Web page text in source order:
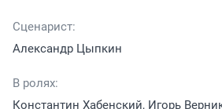
Сценарист:
Александр Цыпкин
В ролях:
Константин Хабенский, Игорь